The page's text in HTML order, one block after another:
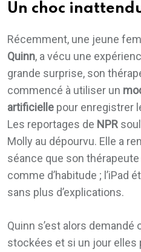
Un choc
Récemment, une jeune
Quinn, a vécu une
grande surprise, son
commencé à utiliser un
artificielle pour enregistrer
Les reportages de NPR
Molly au dépourvu. Elle a
séance que son
comme d’habitude ; l’iPad
sans plus d’explications.
Quinn s’est alors
stockées et si un jour